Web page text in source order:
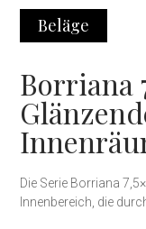
Beläge
Borriana
Die Serie Borriana
Innenbereich, die